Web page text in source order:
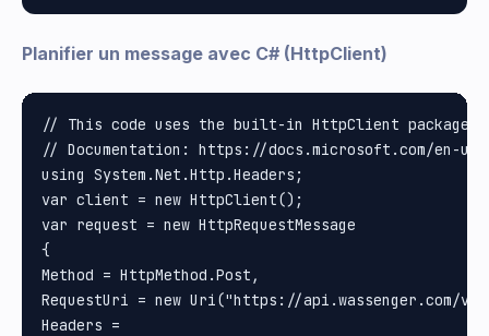
Planifier un message avec C# (HttpClient)
// This code uses the built-in HttpClient package in
// Documentation: https://docs.microsoft.com/en-
using System.Net.Http.Headers;
var client = new HttpClient();
var request = new HttpRequestMessage
{
Method = HttpMethod.Post,
RequestUri = new Uri("https://api.wassenger.com/
Headers =